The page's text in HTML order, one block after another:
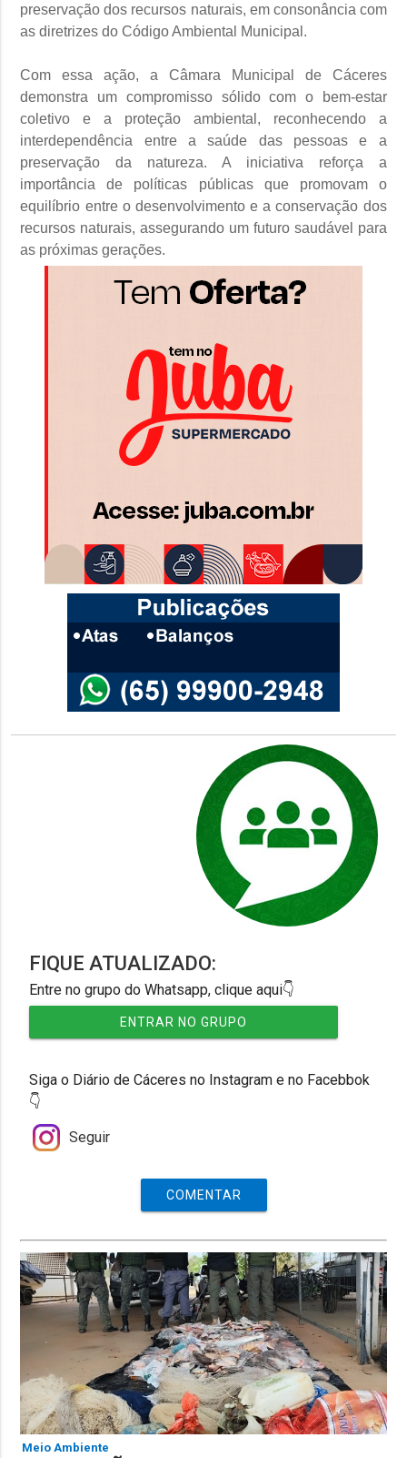
preservação dos recursos naturais, em consonância com
as diretrizes do Código Ambiental Municipal.
Com essa ação, a Câmara Municipal de Cáceres
demonstra um compromisso sólido com o bem-estar
coletivo e a proteção ambiental, reconhecendo a
interdependência entre a saúde das pessoas e a
preservação da natureza. A iniciativa reforça a
importância de políticas públicas que promovam o
equilíbrio entre o desenvolvimento e a conservação dos
recursos naturais, assegurando um futuro saudável para
as próximas gerações.
FIQUE ATUALIZADO:
Entre no grupo do Whatsapp, clique aqui👇
ENTRAR NO GRUPO
Siga o Diário de Cáceres no Instagram e no Facebbok
👇
Seguir
COMENTAR
Meio Ambiente